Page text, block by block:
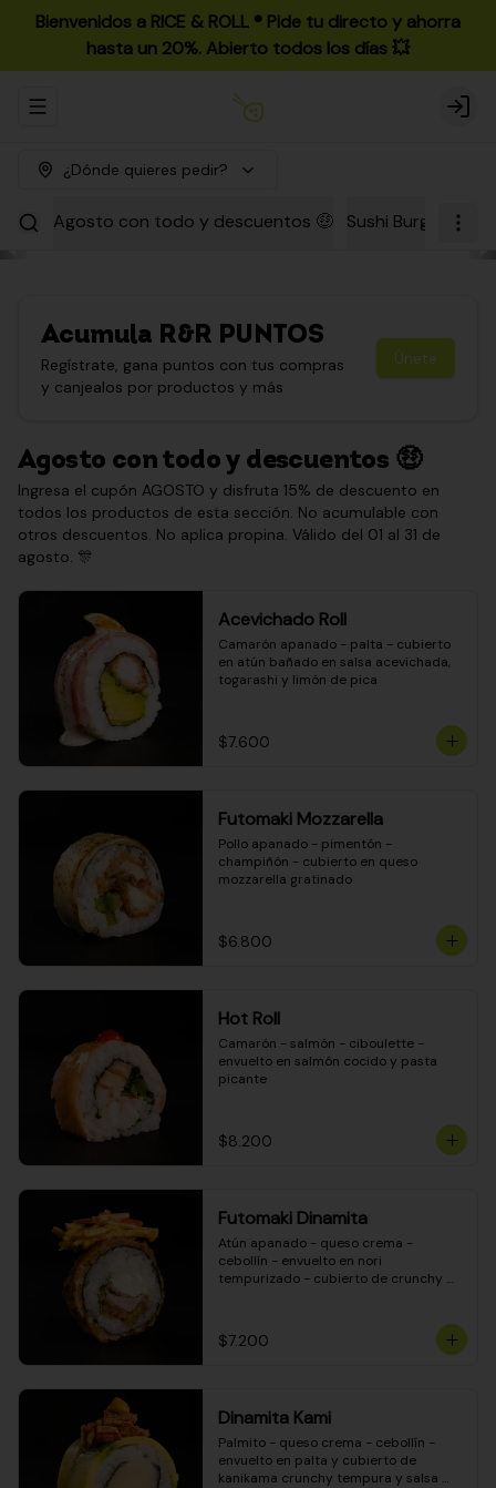
Bienvenidos a RICE & ROLL ®️ Pide tu directo y ahorra
hasta un 20%. Abierto todos los días 💥
Abrir menu de navegación Login
¿Dónde quieres pedir?
Agosto con todo y descuentos 🤑 Sushi Burgers
Acumula R&R PUNTOS
Regístrate, gana puntos con tus compras
y canjealos por productos y más
Únete
Agosto con todo y descuentos 🤑
Ingresa el cupón AGOSTO y disfruta 15% de descuento en
todos los productos de esta sección. No acumulable con
otros descuentos. No aplica propina. Válido del 01 al 31 de
agosto. 🎊
Acevichado Roll
Camarón apanado - palta - cubierto
en atún bañado en salsa acevichada,
togarashi y limón de pica
$7.600
Futomaki Mozzarella
Pollo apanado - pimentón -
champiñón - cubierto en queso
mozzarella gratinado
$6.800
Hot Roll
Camarón - salmón - ciboulette -
envuelto en salmón cocido y pasta
picante
$8.200
Futomaki Dinamita
Atún apanado - queso crema -
cebollín - envuelto en nori
tempurizado - cubierto de crunchy
$7.200
Dinamita Kami
Palmito - queso crema - cebollín -
envuelto en palta y cubierto de
kanikama crunchy tempura y salsa